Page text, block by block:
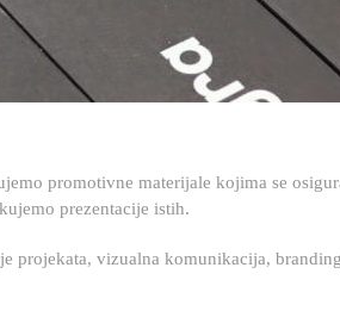
promotivne materijale kojima se
prezentacije istih.
projekata, vizualna komunikacija, branding